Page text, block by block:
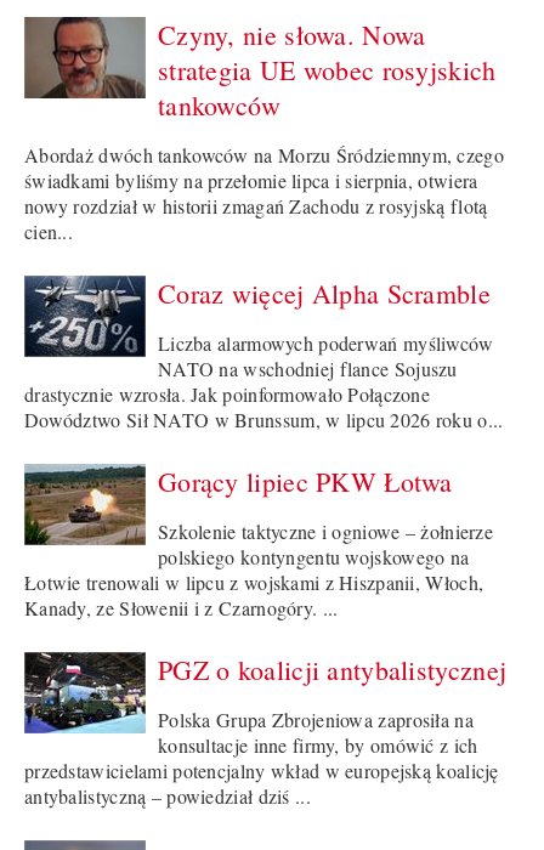
Czyny, nie słowa. Nowa
strategia UE wobec rosyjskich
tankowców
Abordaż dwóch tankowców na Morzu Śródziemnym, czego
świadkami byliśmy na przełomie lipca i sierpnia, otwiera
nowy rozdział w historii zmagań Zachodu z rosyjską flotą
cien...
Coraz więcej Alpha Scramble
Liczba alarmowych poderwań myśliwców
NATO na wschodniej flance Sojuszu
drastycznie wzrosła. Jak poinformowało Połączone
Dowództwo Sił NATO w Brunssum, w lipcu 2026 roku o...
Gorący lipiec PKW Łotwa
Szkolenie taktyczne i ogniowe – żołnierze
polskiego kontyngentu wojskowego na
Łotwie trenowali w lipcu z wojskami z Hiszpanii, Włoch,
Kanady, ze Słowenii i z Czarnogóry. ...
PGZ o koalicji antybalistycznej
Polska Grupa Zbrojeniowa zaprosiła na
konsultacje inne firmy, by omówić z ich
przedstawicielami potencjalny wkład w europejską koalicję
antybalistyczną – powiedział dziś ...